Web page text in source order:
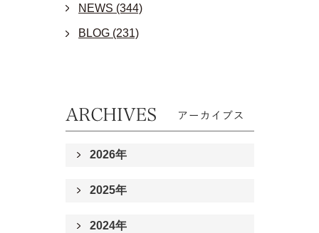
NEWS (344)
BLOG (231)
2026年
2025年
2024年